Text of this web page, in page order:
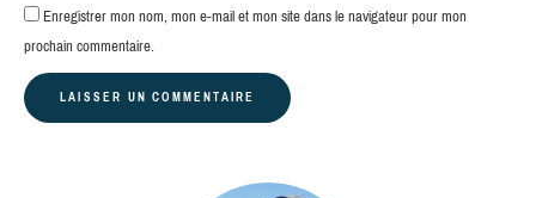
Enregistrer mon nom, mon e-mail et mon site dans le navigateur pour mon
prochain commentaire.